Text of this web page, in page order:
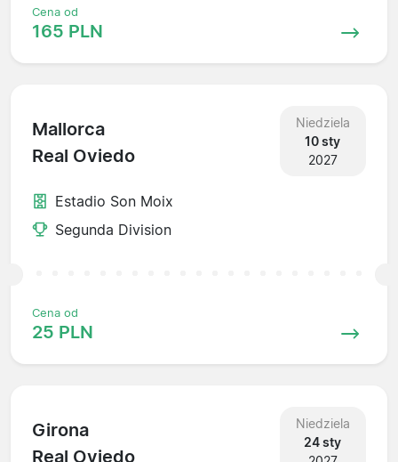
Cena od
165 PLN
Mallorca
Real Oviedo
Niedziela
10 sty
2027
Estadio Son Moix
Segunda Division
Cena od
25 PLN
Girona
Real Oviedo
Niedziela
24 sty